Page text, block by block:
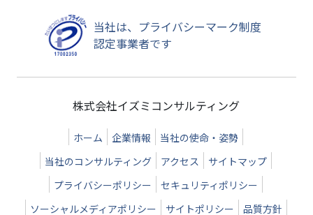
当社は、プライバシーマーク制度
認定事業者です
株式会社イズミコンサルティング
ホーム 企業情報
当社の使命・姿勢
当社のコンサルティング
アクセス
サイトマップ
プライバシーポリシー
セキュリティポリシー
ソーシャルメディアポリシー
サイトポリシー 品質方針